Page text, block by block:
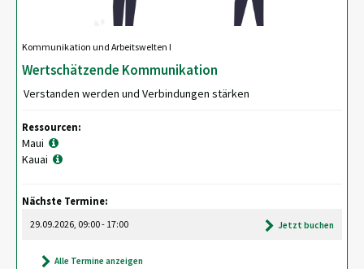
Kommunikation und Arbeitswelten I
Wertschätzende Kommunikation
Verstanden werden und Verbindungen stärken
Ressourcen:
Maui
Kauai
Nächste Termine:
29.09.2026, 09:00 - 17:00
Jetzt buchen
Alle Termine anzeigen